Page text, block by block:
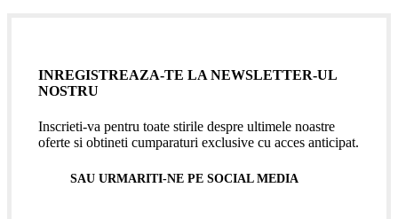
INREGISTREAZA-TE LA NEWSLETTER-UL
NOSTRU
Inscrieti-va pentru toate stirile despre ultimele noastre
oferte si obtineti cumparaturi exclusive cu acces anticipat.
SAU URMARITI-NE PE SOCIAL MEDIA